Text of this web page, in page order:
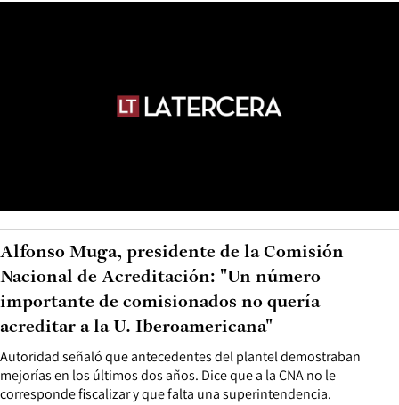
Autoridad señaló que antecedentes del plantel demostraban
mejorías en los últimos dos años. Dice que a la CNA no le
corresponde fiscalizar y que falta una superintendencia.
Alfonso Muga, presidente de la Comisión
Nacional de Acreditación: "Un número
importante de comisionados no quería
acreditar a la U. Iberoamericana"